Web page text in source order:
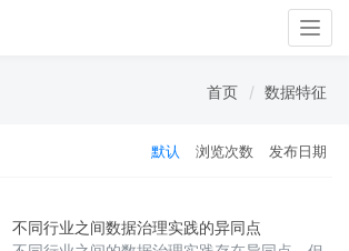
首页 数据特征
默认 浏览次数 发布日期
不同行业之间数据治理实践的异同点